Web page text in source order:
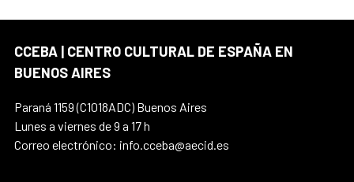
CCEBA | CENTRO CULTURAL DE ESPAÑA EN
BUENOS AIRES
Paraná 1159 (C1018ADC) Buenos Aires
Lunes a viernes de 9 a 17 h
Correo electrónico: info.cceba@aecid.es